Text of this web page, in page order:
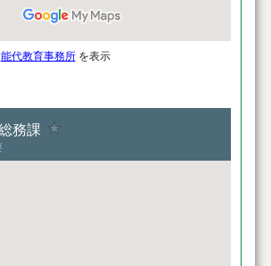
能代教育事務所を表示